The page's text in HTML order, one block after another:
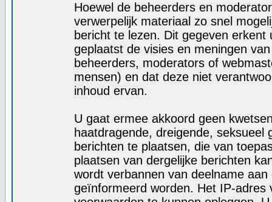
Hoewel de beheerders en
verwerpelijk materiaal zo snel
bericht te lezen. Dit gegeven
geplaatst de visies en meningen
beheerders, moderators of
mensen) en dat deze niet
inhoud ervan.
U gaat ermee akkoord geen
haatdragende, dreigende, seksueel
berichten te plaatsen, die van
plaatsen van dergelijke berichten
wordt verbannen van deelname
geïnformeerd worden. Het IP-adres